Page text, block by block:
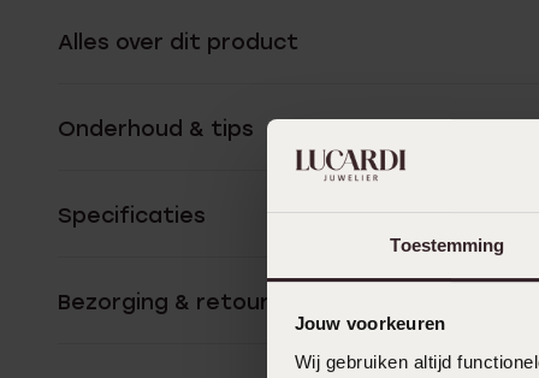
Toestemming
Jouw voorkeuren
Wij gebruiken altijd
Alles over dit product
Onderhoud & tips
Specificaties
Bezorging & retourneren